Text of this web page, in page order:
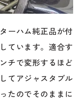
ーハム純正品が付
ています。適合す
チで変形するほど
てアジャスタブル
たのでそのままに